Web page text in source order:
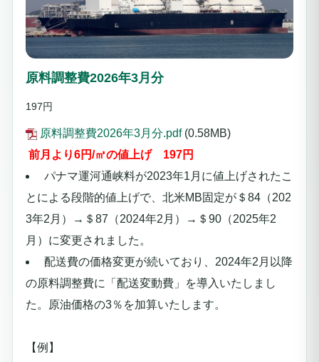
原料調整費2026年3月分
197円
原料調整費2026年3月分.pdf(0.58MB)
前月より6円/㎥の値上げ 197円
パナマ運河通峡料が2023年1月に値上げされたこ
とによる段階的値上げで、北米MB固定が＄84（202
3年2月）→＄87（2024年2月）→＄90（2025年2
月）に変更されました。
配送費の価格変更が続いており、2024年2月以降
の原料調整費に「配送変動費」を導入いたしまし
た。
原油価格の3％を加算いたします。
【例】